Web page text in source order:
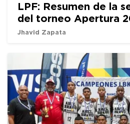
LPF: Resumen de la
del torneo Apertura
Jhavid Zapata